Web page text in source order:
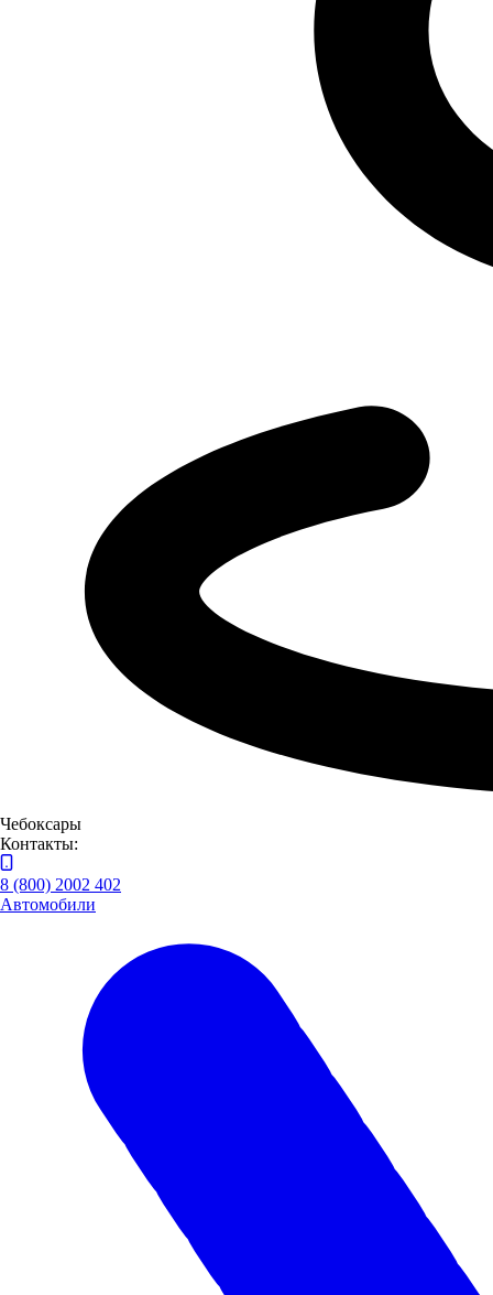
Чебоксары
Контакты:
8 (800) 2002 402
Автомобили
Присутствующие на мероприятии клиенты не остались без
внимания: в программе мероприятия была предусмотрена
развлекательная программа, включающая викторину "Квиз".
Все участники были призваны продемонстрировать свои
знания об автомобилях марки ГАЗ, и получить интересные
подарки и памятные сувениры. Самым ярким моментом
мероприятия стало представление микроавтобуса на базе
"Соболя NN" доработки ПКФ «Луидор», который получил
блестящие отзывы от присутствующих. Микроавтобус на 8
мест "Соболь NN" является превосходным выбором для
предприятий и частных лиц, которым необходим комфортный
автомобиль для перевозки пассажиров на любые расстояния
как в коммерческих, так и личных целях.